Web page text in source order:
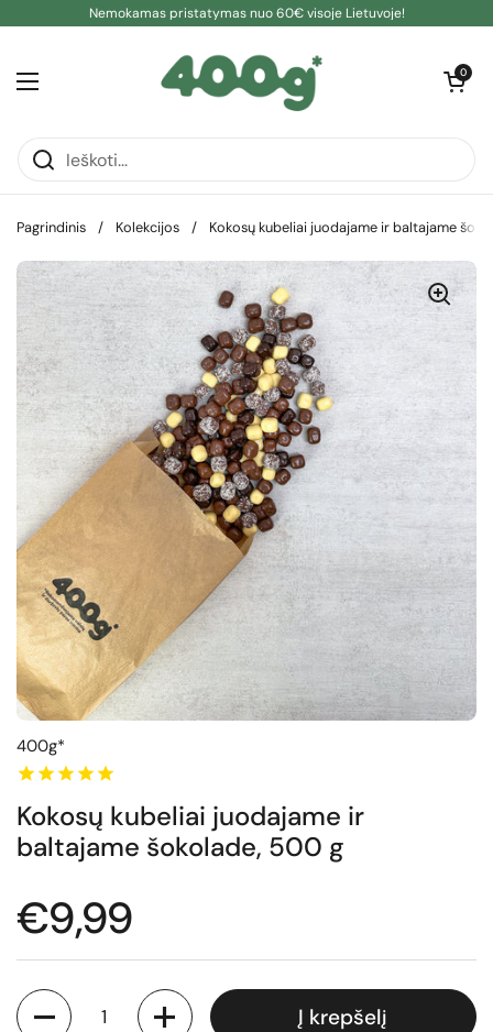
Pereiti prie turinioNemokamas pristatymas nuo 60€ visoje Lietuvoje!
Atidaryti meniu
Atidaryti
0
Pagrindinis / Kolekcijos / Kokosų kubeliai juodajame ir baltajame
400g*
Kokosų kubeliai juodajame ir
baltajame šokolade, 500 g
Normali kaina
€9,99
Kiekis
Į krepšelį